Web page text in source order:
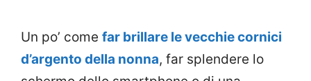
Un po’ come far brillare le vecchie cornici
d’argento della nonna, far splendere lo